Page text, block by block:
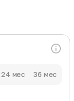
24 мес 36 мес